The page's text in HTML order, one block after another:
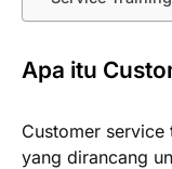
Apa itu
Customer service
yang dirancang